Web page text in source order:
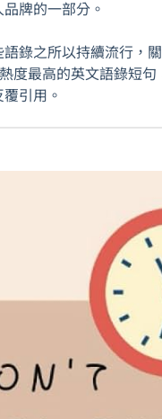
牌的一部分。
錄之所以持續流行，
度最高的英文語錄短
引用。